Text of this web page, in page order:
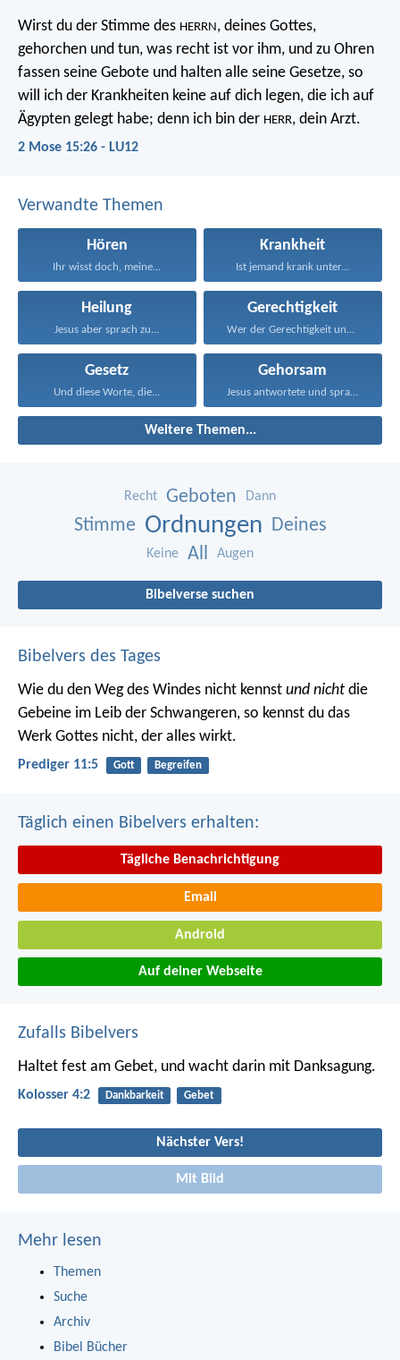
Wirst du der Stimme des HERRN, deines Gottes,
gehorchen und tun, was recht ist vor ihm, und zu Ohren
fassen seine Gebote und halten alle seine Gesetze, so
will ich der Krankheiten keine auf dich legen, die ich auf
Ägypten gelegt habe; denn ich bin der HERR, dein Arzt.
2 Mose 15:26 - LU12
Verwandte Themen
Hören
Ihr wisst doch, meine...
Krankheit
Ist jemand krank unter...
Heilung
Jesus aber sprach zu...
Gerechtigkeit
Wer der Gerechtigkeit und...
Gesetz
Und diese Worte, die...
Gehorsam
Jesus antwortete und sprach...
Weitere Themen...
Recht Geboten Dann
Stimme Ordnungen Deines
Keine All Augen
Bibelverse suchen
Bibelvers des Tages
Wie du den Weg des Windes nicht kennst und nicht die
Gebeine im Leib der Schwangeren, so kennst du das
Werk Gottes nicht, der alles wirkt.
Prediger 11:5 Gott Begreifen
Täglich einen Bibelvers erhalten:
Tägliche Benachrichtigung
Email
Android
Auf deiner Webseite
Zufalls Bibelvers
Haltet fest am Gebet, und wacht darin mit Danksagung.
Kolosser 4:2 Dankbarkeit Gebet
Nächster Vers!
Mit Bild
Mehr lesen
Themen
Suche
Archiv
Bibel Bücher